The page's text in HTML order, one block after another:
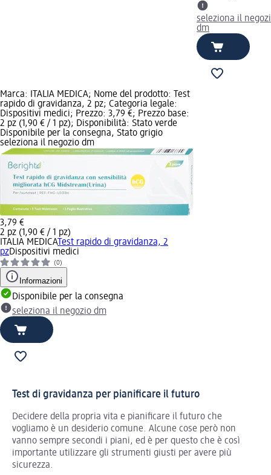
seleziona il
dm
Marca: ITALIA MEDICA; Nome del prodotto: Test
rapido di gravidanza, 2 pz; Categoria legale:
Dispositivi medici; Prezzo: 3,79 €; Prezzo base:
2 pz (1,90 € / 1 pz); Disponibilità: Stato verde
Disponibile per la consegna, Stato grigio
seleziona il negozio dm
3,79 €
2 pz (1,90 € / 1 pz)
ITALIA MEDICATest rapido di gravidanza, 2
pzDispositivi medici
(0)
Informazioni
Disponibile per la consegna
seleziona il negozio dm
Test di gravidanza per pianificare il futuro
Decidere della propria vita e pianificare il futuro che
vogliamo è un desiderio comune. Alcune cose però non
vanno sempre secondi i piani, ed è per questo che è così
importante utilizzare gli strumenti giusti per avere più
sicurezza.